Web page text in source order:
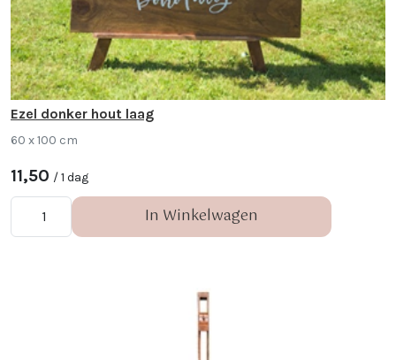
Ezel donker hout laag
60 x 100 cm
11,50 / 1 dag
In Winkelwagen